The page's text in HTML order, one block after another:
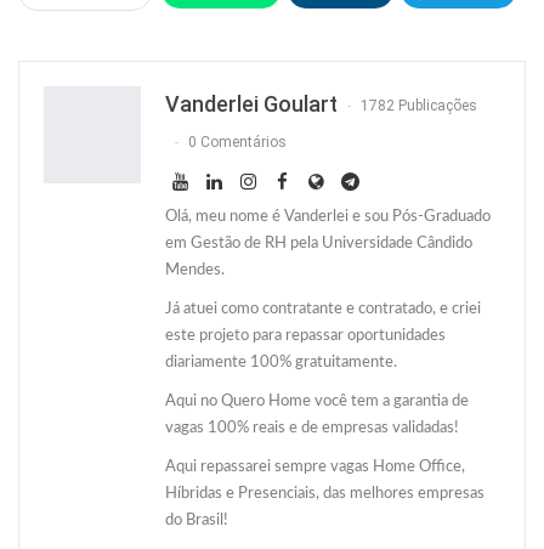
Vanderlei Goulart 1782 Publicações
0 Comentários
Olá, meu nome é Vanderlei e sou Pós-Graduado
em Gestão de RH pela Universidade Cândido
Mendes.
Já atuei como contratante e contratado, e criei
este projeto para repassar oportunidades
diariamente 100% gratuitamente.
Aqui no Quero Home você tem a garantia de
vagas 100% reais e de empresas validadas!
Aqui repassarei sempre vagas Home Office,
Híbridas e Presenciais, das melhores empresas
do Brasil!